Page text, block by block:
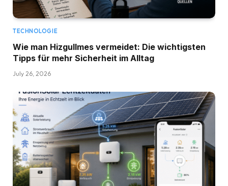
TECHNOLOGIE
Wie man Hizgullmes vermeidet: Die wichtigsten
Tipps für mehr Sicherheit im Alltag
July 26, 2026